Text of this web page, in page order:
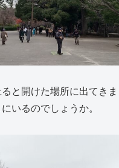
と開けた場所に出てきま
いるのでしょうか。